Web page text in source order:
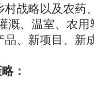
村战略以及农药
溉、温室、农
、新项目、新
：